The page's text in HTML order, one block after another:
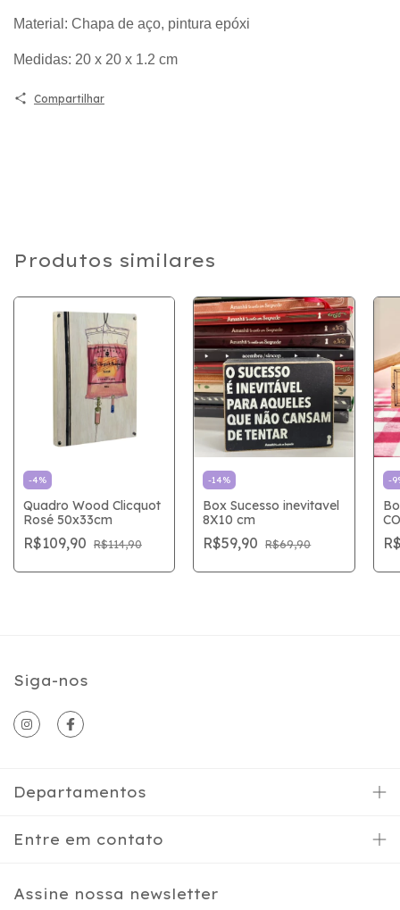
Material: Chapa de aço, pintura epóxi
Medidas: 20 x 20 x 1.2 cm
Compartilhar
Produtos similares
-4%
Quadro Wood Clicquot
Rosé 50x33cm
R$109,90 R$114,90
-14%
Box Sucesso inevitavel
8X10 cm
R$59,90 R$69,90
-9
Siga-nos
Departamentos
Entre em contato
Assine nossa newsletter